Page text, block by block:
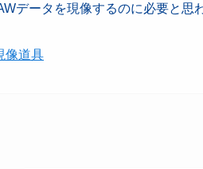
データを現像するのに必要と思
像道具